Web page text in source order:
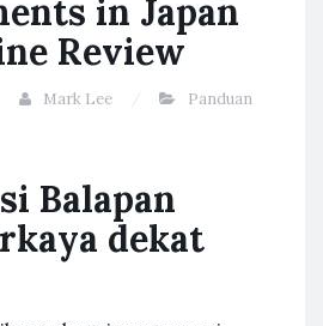
in Japan
Review
Mark Lee
Panduan
Balapan
dekat